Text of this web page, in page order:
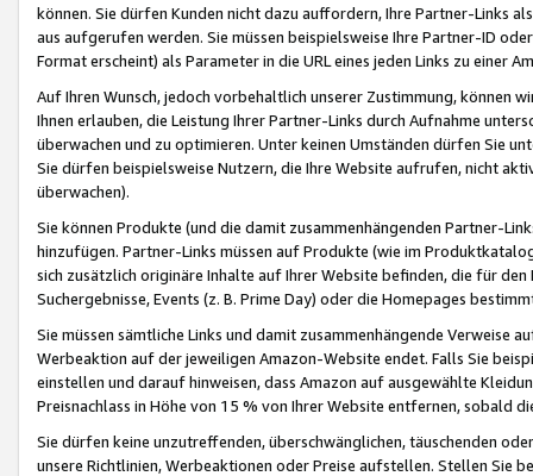
können. Sie dürfen Kunden nicht dazu auffordern, Ihre Partner-Links
aus aufgerufen werden. Sie müssen beispielsweise Ihre Partner-ID
Format erscheint) als Parameter in die URL eines jeden Links zu einer
Auf Ihren Wunsch, jedoch vorbehaltlich unserer Zustimmung, können
Ihnen erlauben, die Leistung Ihrer Partner-Links durch Aufnahme
überwachen und zu optimieren. Unter keinen Umständen dürfen Sie
Sie dürfen beispielsweise Nutzern, die Ihre Website aufrufen, nicht
überwachen).
Sie können Produkte (und die damit zusammenhängenden Partner-
hinzufügen. Partner-Links müssen auf Produkte (wie im
sich zusätzlich originäre Inhalte auf Ihrer Website befinden, die für
Suchergebnisse, Events (z. B. Prime Day) oder die Homepages
Sie müssen sämtliche Links und damit zusammenhängende
Werbeaktion auf der jeweiligen Amazon-Website endet. Falls Sie
einstellen und darauf hinweisen, dass Amazon auf ausgewählte
Preisnachlass in Höhe von 15 % von Ihrer Website entfernen, sobald
Sie dürfen keine unzutreffenden, überschwänglichen, täuschenden
unsere Richtlinien, Werbeaktionen oder Preise aufstellen. Stellen Sie